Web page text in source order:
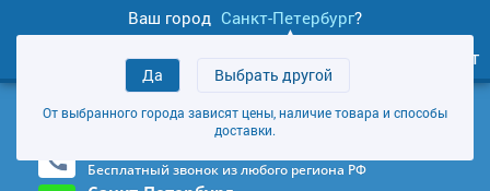
Ваш город Санкт-Петербург?
Да Выбрать другой
От выбранного города зависят цены, наличие товара и способы
доставки.
товаров
Личный кабинет
+7 (921) 949 89 89
Магазин и склад в Санкт-Петербурге (Карта)
Бесплатный звонок из любого региона РФ